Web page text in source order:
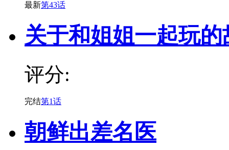
最新第43话
关于和姐姐一起玩的
评分:
完结第1话
朝鲜出差名医